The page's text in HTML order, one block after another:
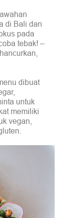
di Bali dan
pada
tebak! –
dibuat
untuk
memiliki
vegan,